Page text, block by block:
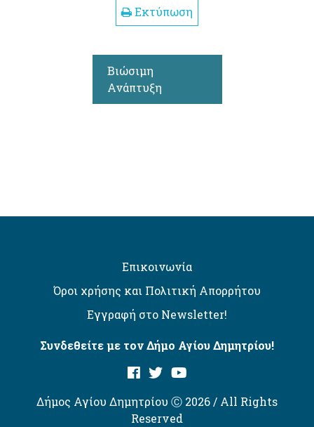
Εκτύπωση
Βιώσιμη
Ανάπτυξη
Επικοινωνία
Όροι χρήσης και Πολιτική Απορρήτου
Εγγραφή στο Newsletter!
Συνδεθείτε με τον Δήμο Αγίου Δημητρίου!
Δήμος Αγίου Δημητρίου Ⓒ 2026 / All Rights
Reserved